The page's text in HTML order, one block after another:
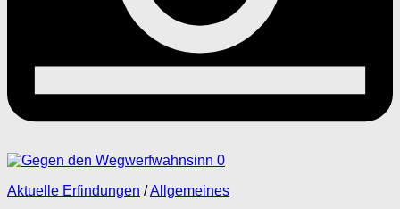
0
Aktuelle Erfindungen /Allgemeines